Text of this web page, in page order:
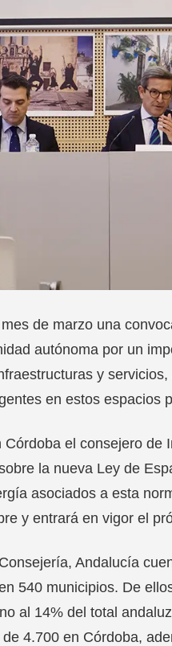
de marzo una
autónoma por un
y
en estos espacios
el consejero
la nueva Ley de
asociados a esta
y entrará en vigor el
Andalucía
540 municipios. De
al 14% del total
4.700 en Córdoba,